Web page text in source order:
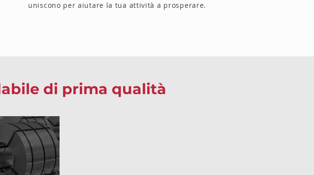
uniscono per aiutare la tua attività a prosperare.
di prima qualità